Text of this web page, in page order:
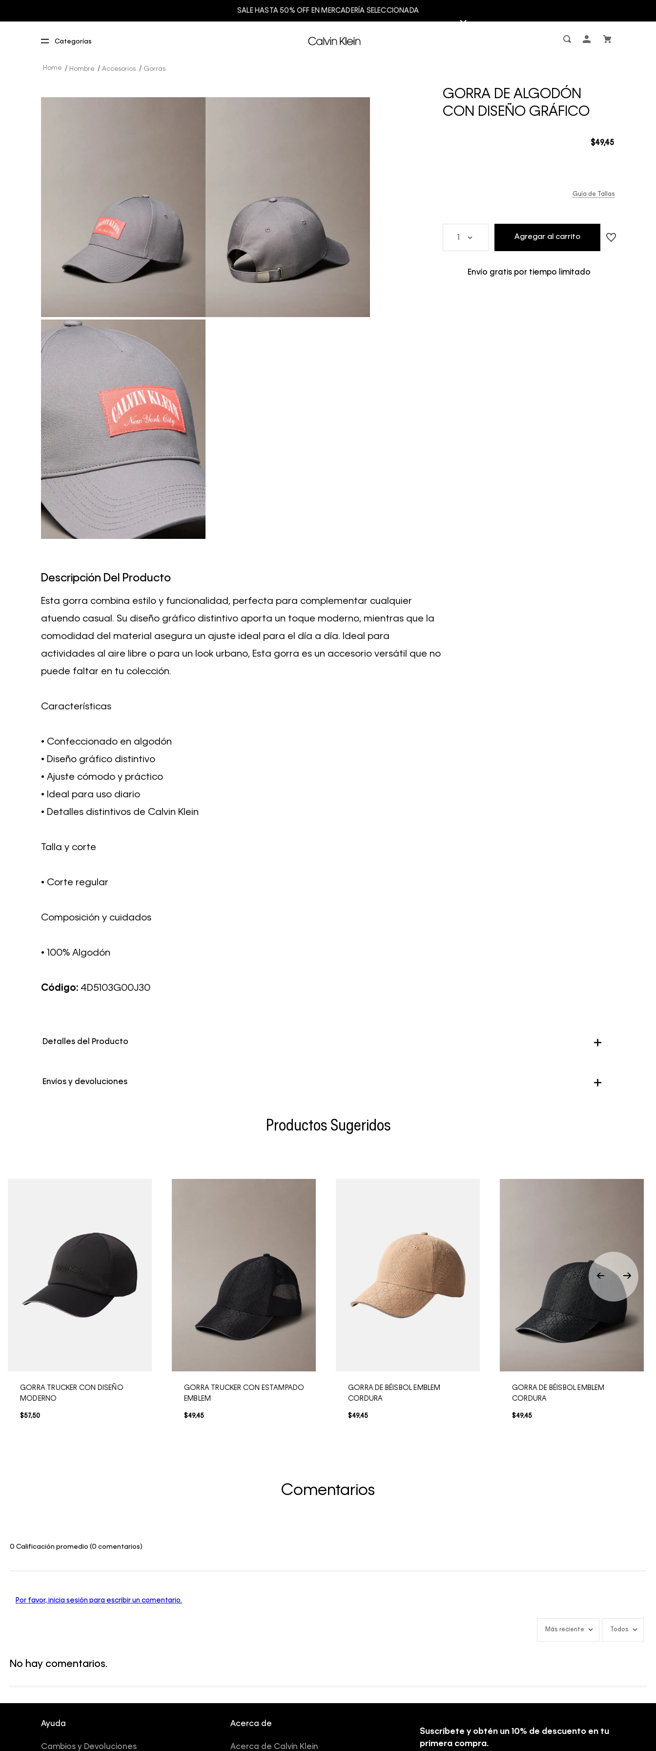
SALE HASTA 50% OFF EN MERCADERÍA SELECCIONADA
Hombre Accesorios Gorras
GORRA DE ALGODÓN
CON DISEÑO GRÁFICO
$49,45
Guía de Tallas
Agregar al carrito
Envío gratis por tiempo limitado
Descripción Del Producto
Esta gorra combina estilo y funcionalidad, perfecta para complementar cualquier
atuendo casual. Su diseño gráfico distintivo aporta un toque moderno, mientras que la
comodidad del material asegura un ajuste ideal para el día a día. Ideal para
actividades al aire libre o para un look urbano, Esta gorra es un accesorio versátil que no
puede faltar en tu colección.
Características
• Confeccionado en algodón
• Diseño gráfico distintivo
• Ajuste cómodo y práctico
• Ideal para uso diario
• Detalles distintivos de Calvin Klein
Talla y corte
• Corte regular
Composición y cuidados
• 100% Algodón
Código: 4D5103G00J30
Detalles del Producto
Color Gris
Envíos y devoluciones
Productos Sugeridos
GORRA TRUCKER CON DISEÑO
MODERNO
$57,50
GORRA TRUCKER CON ESTAMPADO
EMBLEM
$49,45
GORRA DE BÉISBOL EMBLEM
CORDURA
$49,45
GORRA DE BÉISBOL EMBLEM
CORDURA
$49,45
Comentarios
0 Calificación promedio (0 comentarios)
Por favor, inicia sesión para escribir un comentario.
Más reciente Todos
No hay comentarios.
Ayuda
Cambios y Devoluciones
Acerca de
Acerca de Calvin Klein
Suscríbete y obtén un 10% de descuento en tu
primera compra.